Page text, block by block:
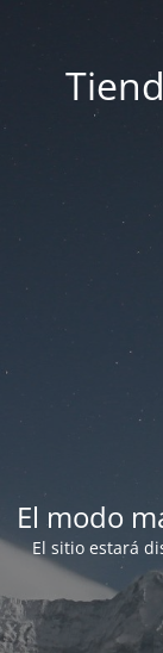
El modo
El sitio estará